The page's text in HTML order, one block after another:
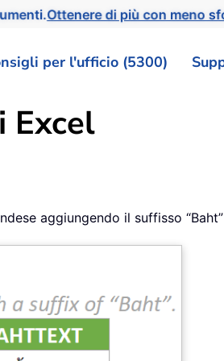
Ottenere di più con meno
per l'ufficio (5300)
Excel
aggiungendo il suffisso